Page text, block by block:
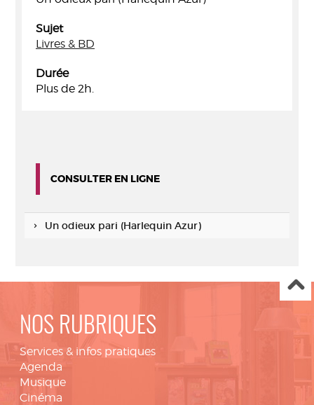
Sujet
Livres & BD
Durée
Plus de 2h.
CONSULTER EN LIGNE
Un odieux pari (Harlequin Azur)
NOS RUBRIQUES
Services & infos pratiques
Agenda
Musique
Cinéma